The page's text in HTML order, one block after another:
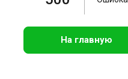
На главную